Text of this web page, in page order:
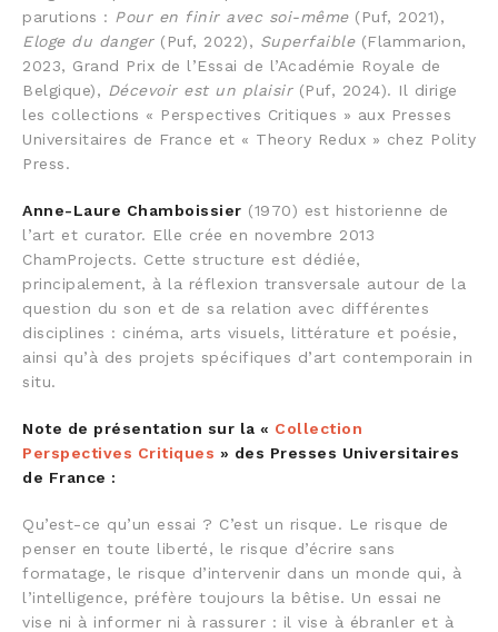
parutions : Pour en finir avec soi-même(Puf, 2021),
Eloge du danger(Puf, 2022), Superfaible(Flammarion,
2023, Grand Prix de l’Essai de l’Académie Royale de
Belgique), Décevoir est un plaisir(Puf, 2024). Il dirige
les collections « Perspectives Critiques » aux Presses
Universitaires de France et « Theory Redux » chez Polity
Press.
Anne-Laure Chamboissier (1970) est historienne de
l’art et curator. Elle crée en novembre 2013
ChamProjects. Cette structure est dédiée,
principalement, à la réflexion transversale autour de la
question du son et de sa relation avec différentes
disciplines : cinéma, arts visuels, littérature et poésie,
ainsi qu’à des projets spécifiques d’art contemporain in
situ.
Note de présentation sur la « Collection
Perspectives Critiques » des Presses Universitaires
de France :
Qu’est-ce qu’un essai ? C’est un risque. Le risque de
penser en toute liberté, le risque d’écrire sans
formatage, le risque d’intervenir dans un monde qui, à
l’intelligence, préfère toujours la bêtise. Un essai ne
vise ni à informer ni à rassurer : il vise à ébranler et à